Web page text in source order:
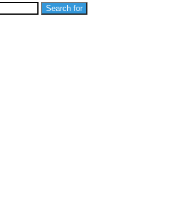
Search for